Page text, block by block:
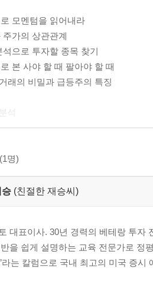
모멘텀을 읽어내라
주가의 상관관계
석으로 투자할 종목 찾기
본 사야 할 때 팔아야 할 때
래의 비밀과 급등주의 특징
용한 매매 전략 세우기
용하여 강한 종목 찾기
빨리 발을 빼라
떠나는 주식 여행
걸음
(1명)
승 (친절한 재승씨)
대표이사. 30년 경력의 베테랑 투자
을 쉽게 설명하는 교육 전문가로 정
라는 칼럼으로 국내 최고의 미국 증